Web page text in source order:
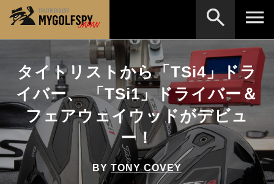
タイトリストから「TSi4」ドラ
イバー、 「TSi1」ドライバー＆
フェアウェイウッドがデビュ
ー！
BYTONY COVEY
MOST WANTED テストランキング
NEW RELEASES 新製品情報
HOW TO ゴルフ上達・実践テクニック
LAB テスト・データ検証
Golf News ゴルフニュース
※メーカー名やクラブ名など、検索したい事柄を入
力してください。
検索